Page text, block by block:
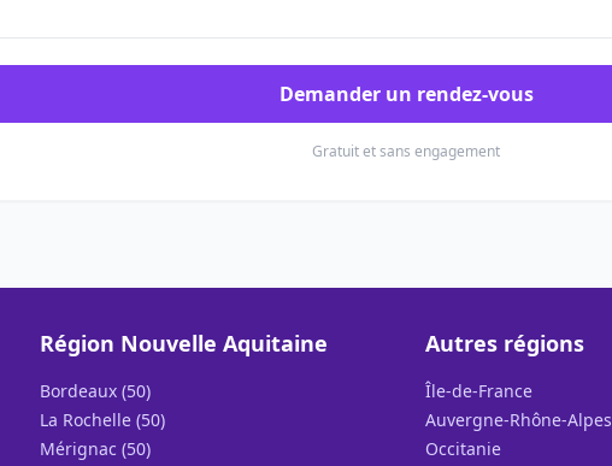
Demander un rendez-vous
Gratuit et sans engagement
Région Nouvelle Aquitaine
Bordeaux (50)
La Rochelle (50)
Mérignac (50)
Autres régions
Île-de-France
Auvergne-Rhône-Alpes
Occitanie